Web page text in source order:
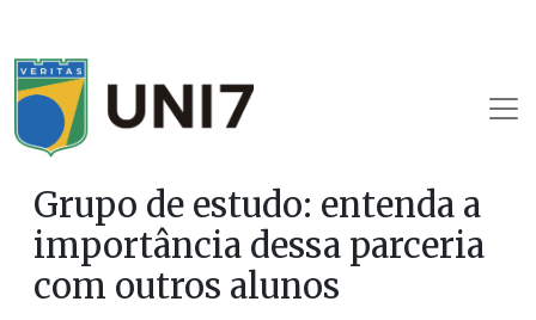
Grupo de estudo: entenda a
importância dessa parceria
com outros alunos